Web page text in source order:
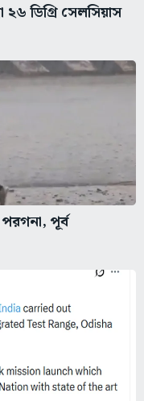
ডিগ্রি সেলসিয়াস
পূর্ব